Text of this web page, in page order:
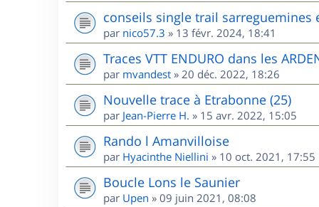
conseils single trail sarreguemines
par nico57.3 » 13 févr. 2024, 18:41
Traces VTT ENDURO dans les
par mvandest » 20 déc. 2022, 18:26
Nouvelle trace à Etrabonne (25)
par Jean-Pierre H. » 15 avr. 2022, 15:05
Rando l Amanvilloise
par Hyacinthe Niellini » 10 oct. 2021, 17:55
Boucle Lons le Saunier
par Upen » 09 juin 2021, 08:08